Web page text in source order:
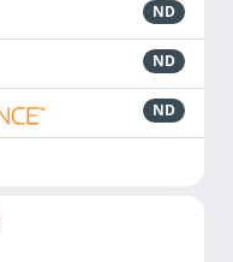
ND
ND
ND